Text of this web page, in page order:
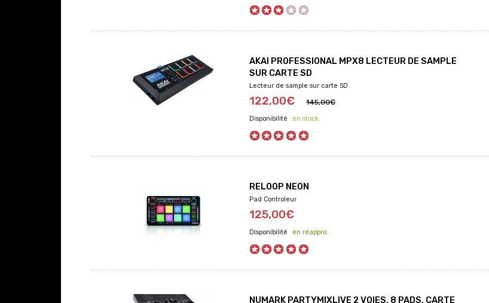
AKAI PROFESSIONAL MPX8 LECTEUR DE SAMPLE
SUR CARTE SD
Lecteur de sample sur carte SD
122,00€ 145,00€
en stock
RELOOP NEON
Pad Controleur
125,00€
en réappro.
NUMARK PARTYMIXLIVE 2 VOIES, 8 PADS, CARTE